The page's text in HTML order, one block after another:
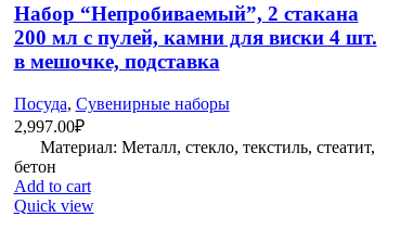
Набор “Непробиваемый”, 2 стакана
200 мл с пулей, камни для виски 4 шт.
в мешочке, подставка
Посуда, Сувенирные наборы
2,997.00₽
Материал: Металл, стекло, текстиль, стеатит,
бетон
Add to cart
Quick view